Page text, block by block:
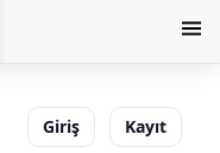
Giriş Kayıt